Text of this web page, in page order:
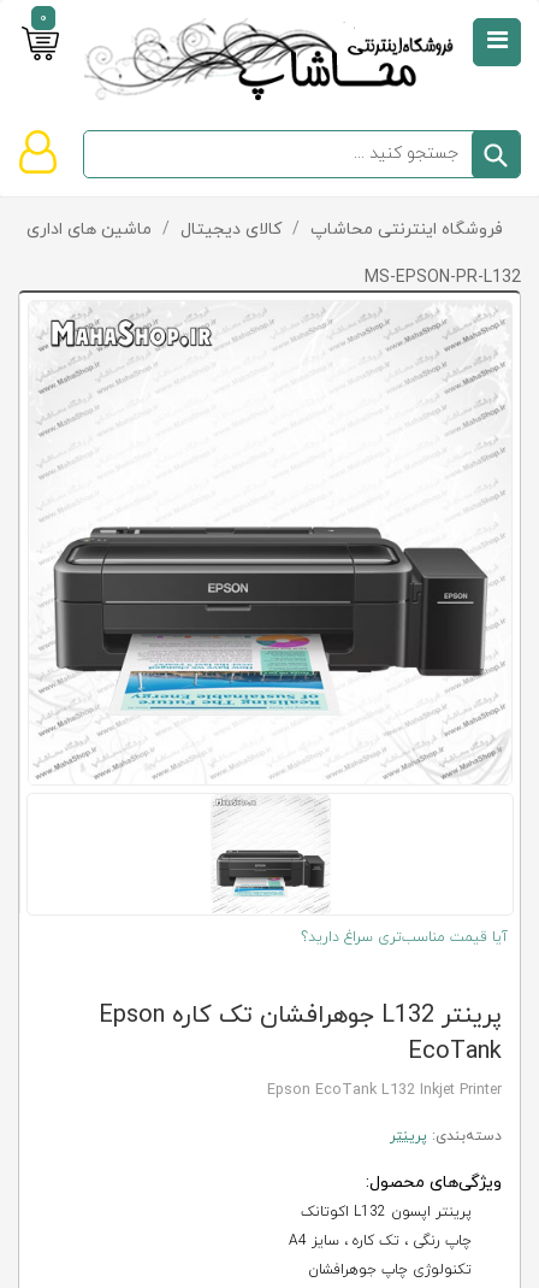
0
صفحه
دسته‌بندی
تخفیف‌ها
و
پیشنهادها
تماس
کلاب
محاشاپ
سبد
خالی
است
فروشگاه اینترنتی محاشاپ / کالای دیجیتال / ماشین های اداری
MS-EPSON-PR-L132
آیا قیمت مناسب‌تری سراغ دارید؟
پرینتر L132 جوهرافشان تک کاره Epson
EcoTank
Epson EcoTank L132 Inkjet Printer
دسته‌بندی: پرینتر
ویژگی‌های محصول:
پرینتر اپسون L132 اکوتانک
چاپ رنگی ، تک کاره ، سایز A4
تکنولوژی چاپ جوهرافشان